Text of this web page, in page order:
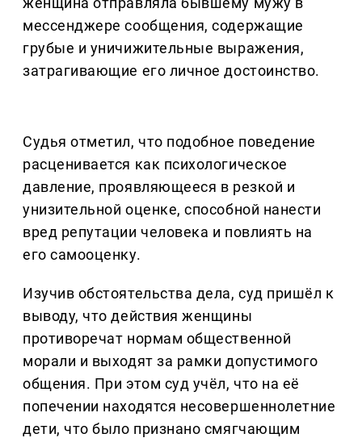
мессенджере сообщения, содержащие
грубые и уничижительные выражения,
затрагивающие его личное достоинство.
Судья отметил, что подобное поведение
расценивается как психологическое
давление, проявляющееся в резкой и
унизительной оценке, способной нанести
вред репутации человека и повлиять на
его самооценку.
Изучив обстоятельства дела, суд пришёл к
выводу, что действия женщины
противоречат нормам общественной
морали и выходят за рамки допустимого
общения. При этом суд учёл, что на её
попечении находятся несовершеннолетние
дети, что было признано смягчающим